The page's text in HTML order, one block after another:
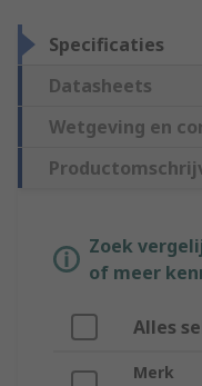
Specificaties
Datasheets
Wetgeving en
Zoek
of meer
Alles
Merk